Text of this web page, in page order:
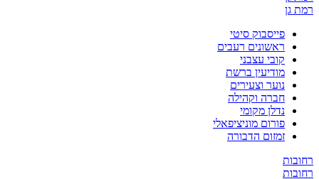
פייסבוק סיטי
ראשונים רעבים
קובי עצבני
מודיעין ברשת
נוער וצעירים
חברה וקהילה
נדלן מקומי
פורום מוניציפאלי
זמזום הדבורה